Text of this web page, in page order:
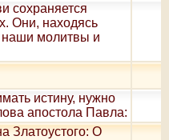
сохраняется
Они, находясь
наши молитвы и
истину, нужно
апостола Павла:
Златоустого: О